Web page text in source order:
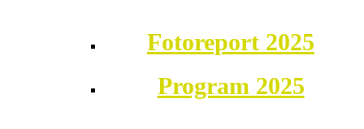
Fotoreport 2025
Program 2025